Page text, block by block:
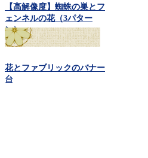
【高解像度】蜘蛛の巣とフ
ェンネルの花（3パター
ン）
花とファブリックのバナー
台